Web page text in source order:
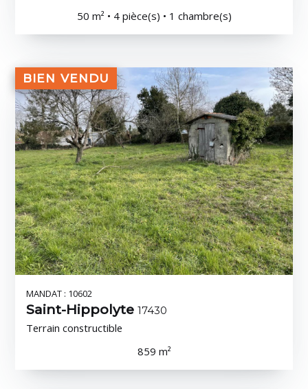
50 m² • 4 pièce(s) • 1 chambre(s)
BIEN VENDU
MANDAT : 10602
Saint-Hippolyte17430
Terrain constructible
859 m²